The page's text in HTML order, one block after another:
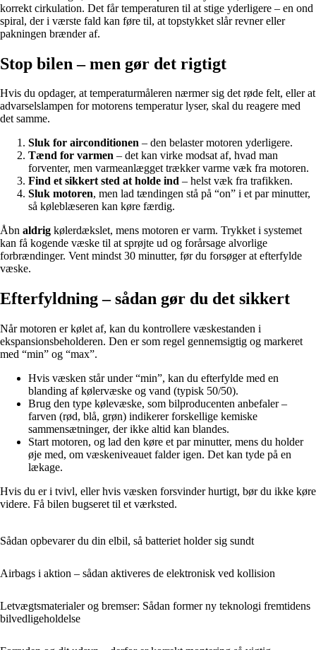
korrekt cirkulation. Det får temperaturen til at stige yderligere – en ond
spiral, der i værste fald kan føre til, at topstykket slår revner eller
pakningen brænder af.
Stop bilen – men gør det rigtigt
Hvis du opdager, at temperaturmåleren nærmer sig det røde felt, eller at
advarselslampen for motorens temperatur lyser, skal du reagere med
det samme.
Sluk for airconditionen – den belaster motoren yderligere.
Tænd for varmen – det kan virke modsat af, hvad man
forventer, men varmeanlægget trækker varme væk fra motoren.
Find et sikkert sted at holde ind – helst væk fra trafikken.
Sluk motoren, men lad tændingen stå på “on” i et par minutter,
så køleblæseren kan køre færdig.
Åbn aldrig kølerdækslet, mens motoren er varm. Trykket i systemet
kan få kogende væske til at sprøjte ud og forårsage alvorlige
forbrændinger. Vent mindst 30 minutter, før du forsøger at efterfylde
væske.
Efterfyldning – sådan gør du det sikkert
Når motoren er kølet af, kan du kontrollere væskestanden i
ekspansionsbeholderen. Den er som regel gennemsigtig og markeret
med “min” og “max”.
Hvis væsken står under “min”, kan du efterfylde med en
blanding af kølervæske og vand (typisk 50/50).
Brug den type kølevæske, som bilproducenten anbefaler –
farven (rød, blå, grøn) indikerer forskellige kemiske
sammensætninger, der ikke altid kan blandes.
Start motoren, og lad den køre et par minutter, mens du holder
øje med, om væskeniveauet falder igen. Det kan tyde på en
lækage.
Hvis du er i tvivl, eller hvis væsken forsvinder hurtigt, bør du ikke køre
videre. Få bilen bugseret til et værksted.
Sådan opbevarer du din elbil, så batteriet holder sig sundt
Airbags i aktion – sådan aktiveres de elektronisk ved kollision
Letvægtsmaterialer og bremser: Sådan former ny teknologi fremtidens
bilvedligeholdelse